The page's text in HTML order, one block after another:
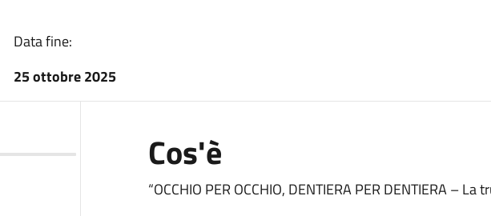
Data fine:
25 ottobre 2025
Cos'è
“OCCHIO PER OCCHIO, DENTIERA PER DENTIERA –